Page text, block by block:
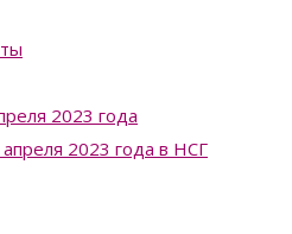
2023 года
2023 года в НСГ